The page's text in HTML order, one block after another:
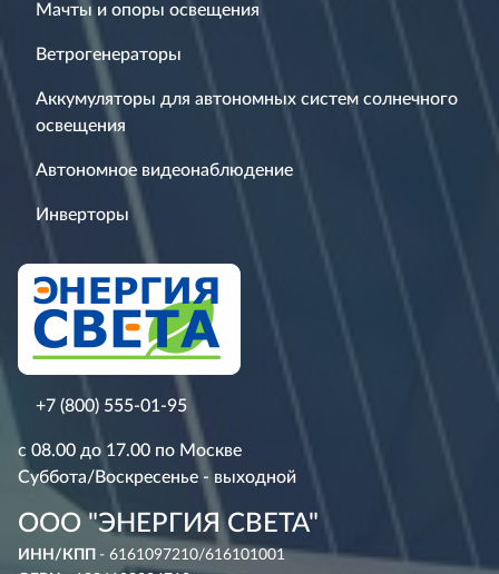
Мачты и опоры освещения
Ветрогенераторы
Аккумуляторы для автономных систем солнечного
освещения
Автономное видеонаблюдение
Инверторы
+7 (800) 555-01-95
с 08.00 до 17.00 по Москве
Суббота/Воскресенье - выходной
ООО "ЭНЕРГИЯ СВЕТА"
ИНН/КПП - 6161097210/616101001